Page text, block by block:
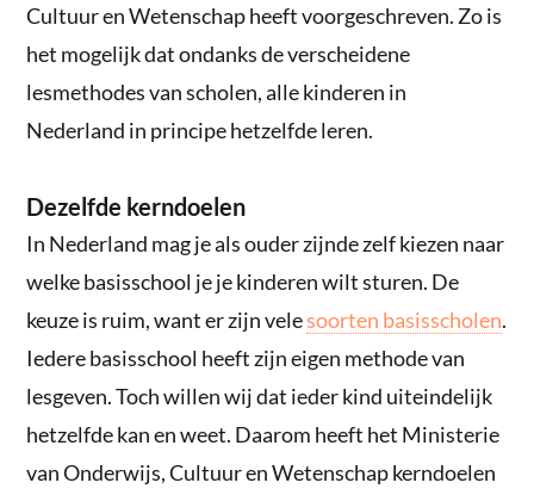
Cultuur en Wetenschap heeft voorgeschreven. Zo is
het mogelijk dat ondanks de verscheidene
lesmethodes van scholen, alle kinderen in
Nederland in principe hetzelfde leren.
Dezelfde kerndoelen
In Nederland mag je als ouder zijnde zelf kiezen naar
welke basisschool je je kinderen wilt sturen. De
keuze is ruim, want er zijn velesoorten basisscholen.
Iedere basisschool heeft zijn eigen methode van
lesgeven. Toch willen wij dat ieder kind uiteindelijk
hetzelfde kan en weet. Daarom heeft het Ministerie
van Onderwijs, Cultuur en Wetenschap kerndoelen